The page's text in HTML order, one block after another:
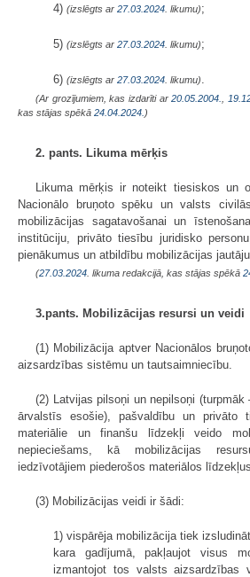
4) (izslēgts ar 27.03.2024 . likumu);
5) (izslēgts ar 27.03.2024 . likumu);
6) (izslēgts ar 27.03.2024 . likumu)
(Ar grozījumiem, kas izdarīti ar20.05.2004.
kas stājas spēkā 24.04.2024. )
2. pants. Likuma mērķis
Likuma mērķis ir noteikt tiesiskos un
Nacionālo bruņoto spēku un valsts
mobilizācijas sagatavošanai un
institūciju, privāto tiesību juridisko
pienākumus un atbildību mobilizācijas
(27.03.2024 . likuma redakcijā, kas stājas spēkā
3.pants. Mobilizācijas resursi un veidi
(1) Mobilizācija aptver Nacionālos
aizsardzības sistēmu un tautsaimniecību.
(2) Latvijas pilsoņi un nepilsoņi
ārvalstīs esošie), pašvaldību un privāto
materiālie un finanšu līdzekļi veido
nepieciešams, kā mobilizācijas
iedzīvotājiem piederošos materiālos līdzekļus.
(3) Mobilizācijas veidi ir šādi:
1) vispārēja mobilizācija tiek
kara gadījumā, pakļaujot visus
izmantojot tos valsts aizsardzības